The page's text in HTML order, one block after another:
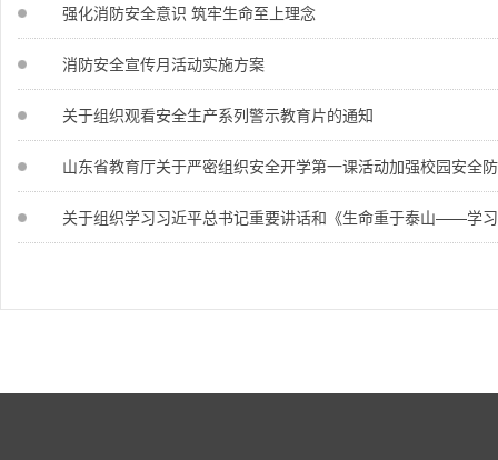
强化消防安全意识 筑牢生命至上理念
消防安全宣传月活动实施方案
关于组织观看安全生产系列警示教育片的通知
山东省教育厅关于严密组织安全开学第一课活动加强校园安全
关于组织学习习近平总书记重要讲话和《生命重于泰山——学